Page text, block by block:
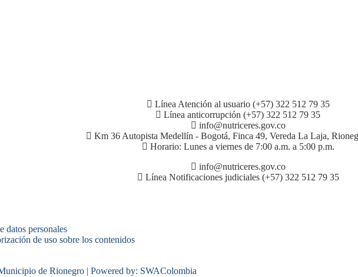
Línea Atención al usuario (+57) 322 512 79 35
Línea anticorrupción (+57) 322 512 79 35
info@nutriceres.gov.co
Km 36 Autopista Medellín - Bogotá, Finca 49, Vereda La Laja,
Horario: Lunes a viernes de 7:00 a.m. a 5:00 p.m.
info@nutriceres.gov.co
Línea Notificaciones judiciales (+57) 322 512 79 35
datos personales
de uso sobre los contenidos
de Rionegro | Powered by: SWAColombia